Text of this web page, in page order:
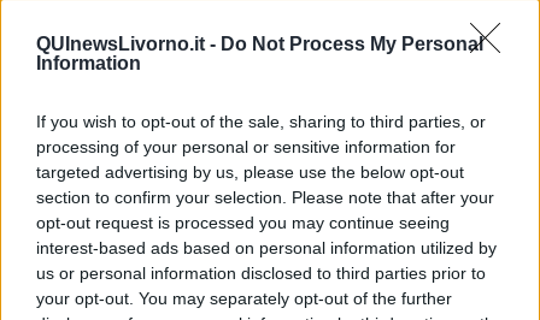
QUInewsLivorno.it - Do Not Process My Personal
Information
If you wish to opt-out of the sale, sharing to third parties, or
processing of your personal or sensitive information for
targeted advertising by us, please use the below opt-out
section to confirm your selection. Please note that after your
opt-out request is processed you may continue seeing
interest-based ads based on personal information utilized by
us or personal information disclosed to third parties prior to
your opt-out. You may separately opt-out of the further
FIRENZE —Oltre a soffrire per il gran caldo, l'aumento delle
temperature spesso porta l’impennata di un altrotermometro
temuto ogni estate: quello dellazanzara tigre.Quali saranno le
aree più attaccate nei prossimi giornidall’insetto?
Secondo i dati del bollettino meteo di Vape Foundation,nella
settimana dal 20 al 26 luglioinToscanasarannoGrosseto,
Livorno, Massa Carrara, Pisa, Pistoia e Sienale province con
l’indice potenziale di infestazione di zanzara tigre più alto, in una